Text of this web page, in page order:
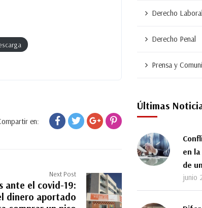
en:
Next Post
ante el covid-19:
dinero aportado
Derecho Laboral
Derecho Penal
Prensa y
Últimas
en
de
junio